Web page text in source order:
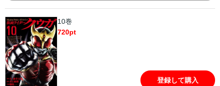
10巻
720pt
登録して購入